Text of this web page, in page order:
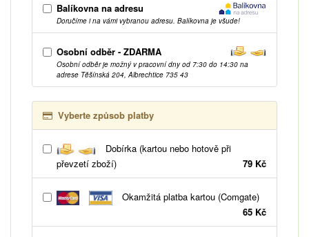
Balíkovna na adresu
Doručíme i na vámi vybranou adresu. Balíkovna je všude!
Osobní odběr - ZDARMA
Osobní odběr je možný v pracovní dny od 7:30 do 14:30 na
adrese Těšínská 204, Albrechtice 735 43
Vyberte způsob platby
Dobírka (kartou nebo hotově při
převzetí zboží)
79 Kč
Okamžitá platba kartou (Comgate)
65 Kč